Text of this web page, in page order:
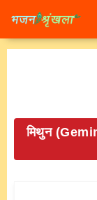
मिथुन